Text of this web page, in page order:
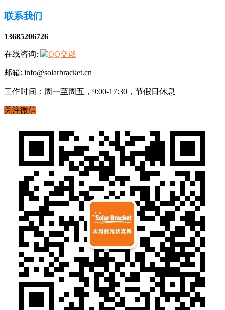
联系我们
13685206726
在线咨询:
邮箱: info@solarbracket.cn
工作时间：周一至周五，9:00-17:30，节假日休息
关注微信